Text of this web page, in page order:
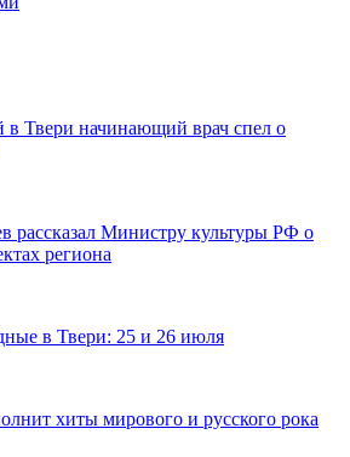
в Твери начинающий врач спел о
рассказал Министру культуры РФ о
региона
в Твери: 25 и 26 июля
хиты мирового и русского рока